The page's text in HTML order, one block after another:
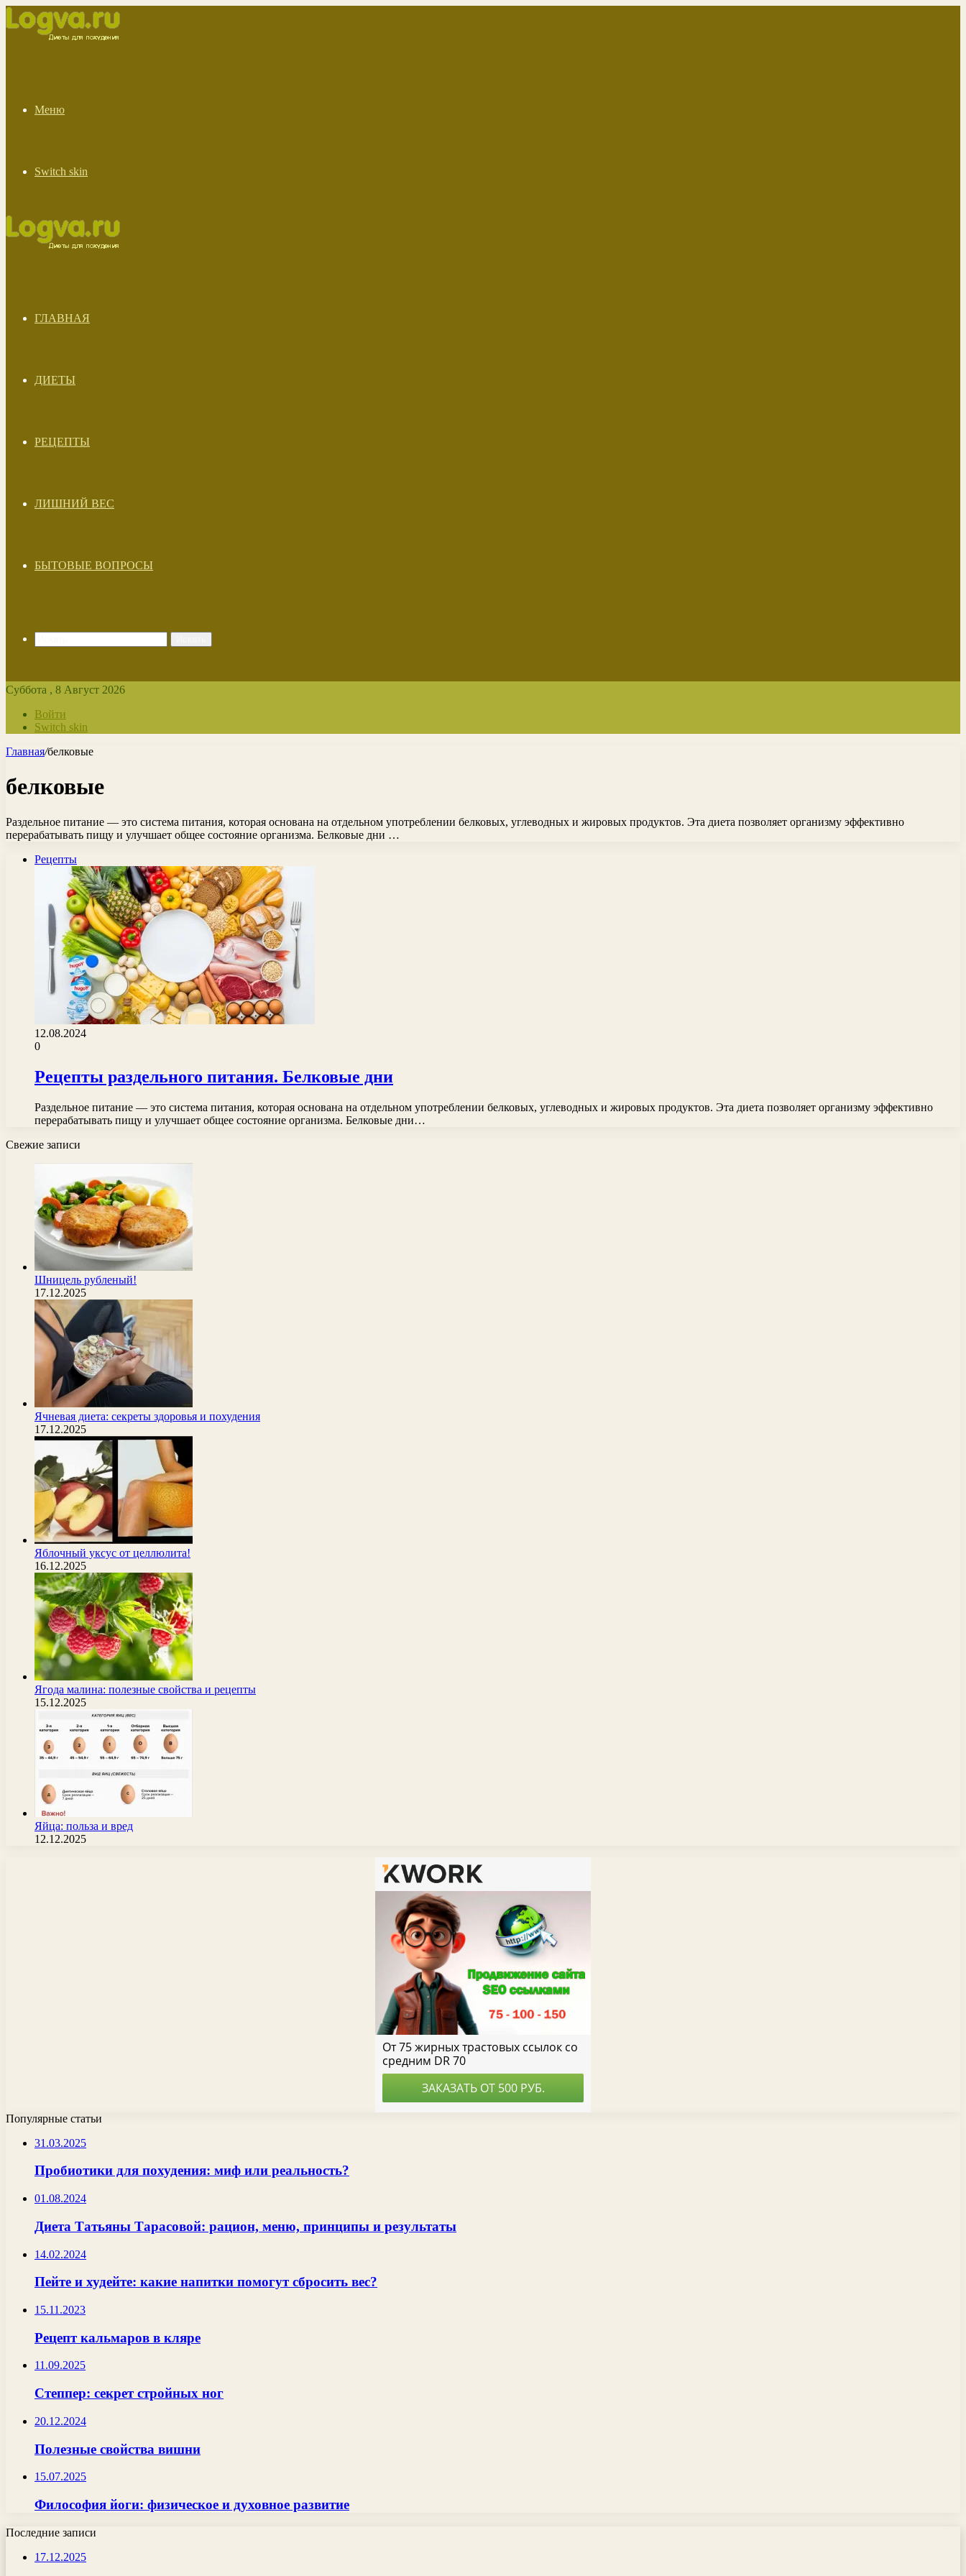
Меню
Switch skin
ГЛАВНАЯ
ДИЕТЫ
РЕЦЕПТЫ
ЛИШНИЙ ВЕС
БЫТОВЫЕ ВОПРОСЫ
Суббота , 8 Август 2026
Войти
Switch skin
Главная/белковые
белковые
Раздельное питание — это система питания, которая основана на отдельном употреблении белковых, углеводных и жировых продуктов. Эта диета позволяет организму эффективно
перерабатывать пищу и улучшает общее состояние организма. Белковые дни …
Рецепты
12.08.2024
0
Рецепты раздельного питания. Белковые дни
Раздельное питание — это система питания, которая основана на отдельном употреблении белковых, углеводных и жировых продуктов. Эта диета позволяет организму эффективно
перерабатывать пищу и улучшает общее состояние организма. Белковые дни…
Свежие записи
Шницель рубленый!
17.12.2025
Ячневая диета: секреты здоровья и похудения
17.12.2025
Яблочный уксус от целлюлита!
16.12.2025
Ягода малина: полезные свойства и рецепты
15.12.2025
Яйца: польза и вред
12.12.2025
Популярные статьи
31.03.2025
Пробиотики для похудения: миф или реальность?
01.08.2024
Диета Татьяны Тарасовой: рацион, меню, принципы и результаты
14.02.2024
Пейте и худейте: какие напитки помогут сбросить вес?
15.11.2023
Рецепт кальмаров в кляре
11.09.2025
Степпер: секрет стройных ног
20.12.2024
Полезные свойства вишни
15.07.2025
Философия йоги: физическое и духовное развитие
Последние записи
17.12.2025